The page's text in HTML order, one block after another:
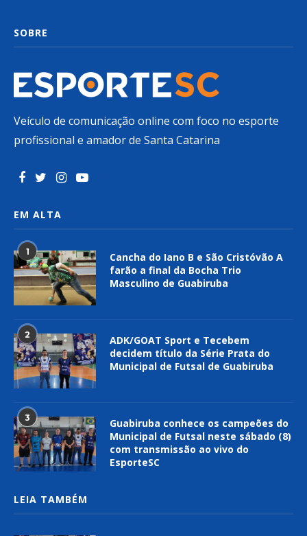
SOBRE
Veículo de comunicação online com foco no esporte
profissional e amador de Santa Catarina
EM ALTA
1
Cancha do Iano B e São Cristóvão A
farão a final da Bocha Trio
Masculino de Guabiruba
2
ADK/GOAT Sport e Tecebem
decidem título da Série Prata do
Municipal de Futsal de Guabiruba
3
Guabiruba conhece os campeões do
Municipal de Futsal neste sábado (8)
com transmissão ao vivo do
EsporteSC
LEIA TAMBÉM